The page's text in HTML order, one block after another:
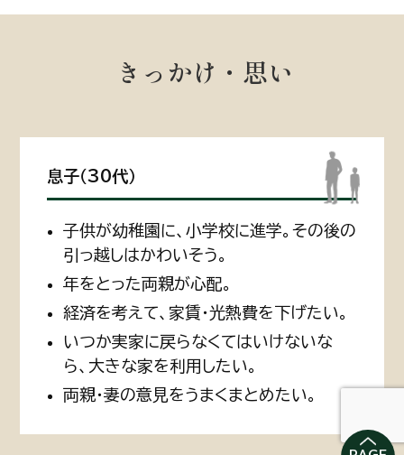
きっかけ・思い
息子（30代）
子供が幼稚園に、小学校に進学。その後の
引っ越しはかわいそう。
年をとった両親が心配。
経済を考えて、家賃・光熱費を下げたい。
いつか実家に戻らなくてはいけないな
ら、大きな家を利用したい。
両親・妻の意見をうまくまとめたい。